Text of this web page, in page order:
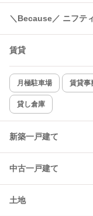
＼Because／ ニフテ
賃貸
月極駐車場 賃貸事
貸し倉庫
新築一戸建て
中古一戸建て
土地